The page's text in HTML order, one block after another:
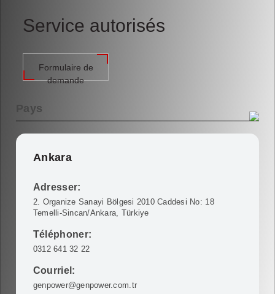
Service autorisés
Formulaire de
demande
Ankara
Adresser:
2. Organize Sanayi Bölgesi 2010 Caddesi No: 18
Temelli-Sincan/Ankara, Türkiye
Téléphoner:
0312 641 32 22
Courriel:
genpower@genpower.com.tr